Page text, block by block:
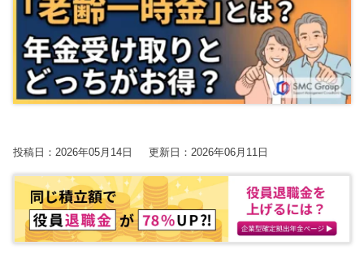
保護中: 【2026年9.10.11月開催】第20期中津川会計塾
2025.11.25更新
【2026年10.11.12月開催】第4回：節税セミナー 2025.11.14更新
【2026年開催】決算書の読み方セミナー 2025.11.13更新
動画で勉強する！
経営改善トピック
経営改善トピック
資金調達ト
経営情報コラム一覧
確定申告コラム
顧問契約コラム
帳簿・決算書コラム
経営改善コラム
資金調達コラム
東京オフィス 名古屋オフィス
多治見オフィス 中津川オフィス
投稿日：2026年05月14日 更新日：2026年06月11日